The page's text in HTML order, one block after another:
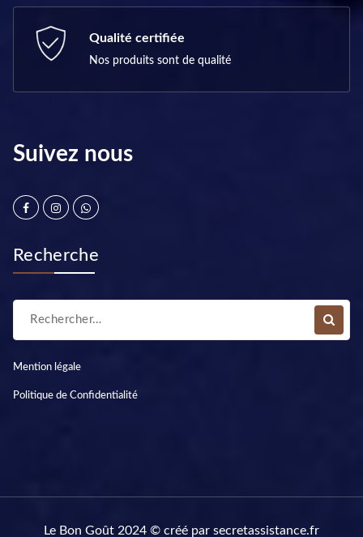
Qualité certifiée
Nos produits sont de qualité
Suivez nous
Recherche
Mention légale
Politique de Confidentialité
Le Bon Goût 2024 © créé par secretassistance.fr